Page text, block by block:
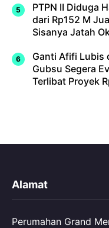
PTPN II Diduga
dari Rp152 M
Sisanya Jatah
Ganti Afifi Lubis
Gubsu Segera
Terlibat Proyek
Alamat
Perumahan Grand